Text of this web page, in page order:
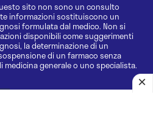
sito non sono un consulto
informazioni sostituiscono un
formulata dal medico. Non si
disponibili come suggerimenti
la determinazione di un
di un farmaco senza
generale o uno specialista.